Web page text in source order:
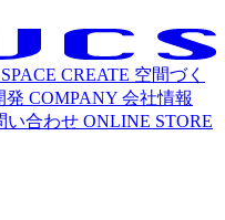
SPACE CREATE 空間づく
発 COMPANY 会社情報
い合わせ ONLINE STORE